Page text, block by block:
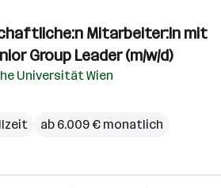
Mitarbeiter:in mit
Group Leader (m/w/d)
Universität Wien
ab 6.009 € monatlich